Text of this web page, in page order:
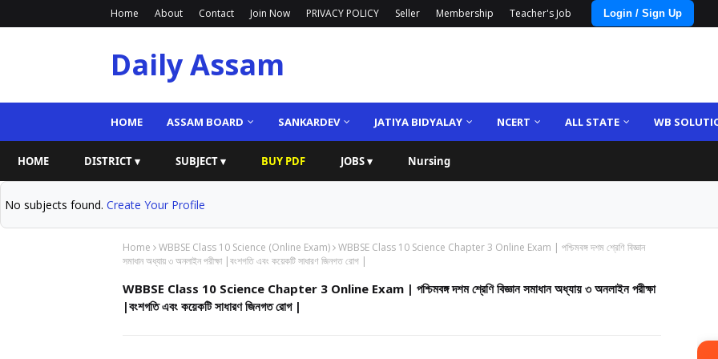
Home About Contact Join Now PRIVACY POLICY Seller Membership Teacher's Job Login / Sign Up
Daily Assam
HOME ASSAM BOARD SANKARDEV JATIYA BIDYALAY NCERT ALL STATE WB
HOME DISTRICT ▾ SUBJECT ▾ BUY PDF JOBS ▾ Nursing
No subjects found. Create Your Profile
Home WBBSE Class 10 Science (Online Exam) WBBSE Class 10 Science Chapter 3 Online Exam | পশ্চিমবঙ্গ দশম শ্রেণি বিজ্ঞান
সমাধান অধ্যায় ৩ অনলাইন পরীক্ষা |বংশগতি এবং কয়েকটি সাধারণ জিনগত রোগ |
WBBSE Class 10 Science Chapter 3 Online Exam | পশ্চিমবঙ্গ দশম শ্রেণি বিজ্ঞান সমাধান অধ্যায় ৩ অনলাইন পরীক্ষা
|বংশগতি এবং কয়েকটি সাধারণ জিনগত রোগ |